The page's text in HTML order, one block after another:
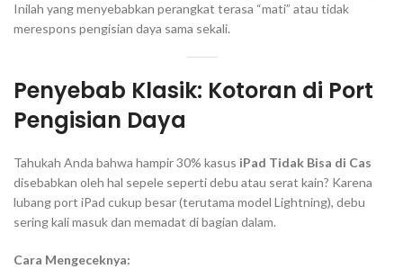
Inilah yang menyebabkan perangkat terasa “mati” atau tidak
merespons pengisian daya sama sekali.
Penyebab Klasik: Kotoran di Port
Pengisian Daya
Tahukah Anda bahwa hampir 30% kasus iPad Tidak Bisa di Cas
disebabkan oleh hal sepele seperti debu atau serat kain? Karena
lubang port iPad cukup besar (terutama model Lightning), debu
sering kali masuk dan memadat di bagian dalam.
Cara Mengeceknya: